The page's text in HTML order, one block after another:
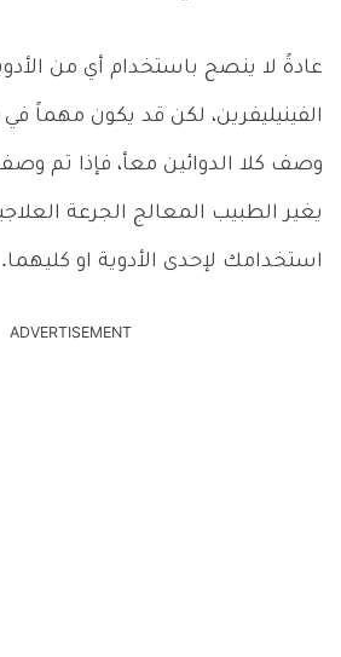
عادةً لا ينصح باستخدام أي من
الفينيليفرين، لكن قد يكون مهماً
وصف كلا الدوائين معأ، فإذا تم
يغير الطبيب المعالج الجرعة
استخدامك لإحدى الأدوية او كليهما.
ADVERTISEMENT